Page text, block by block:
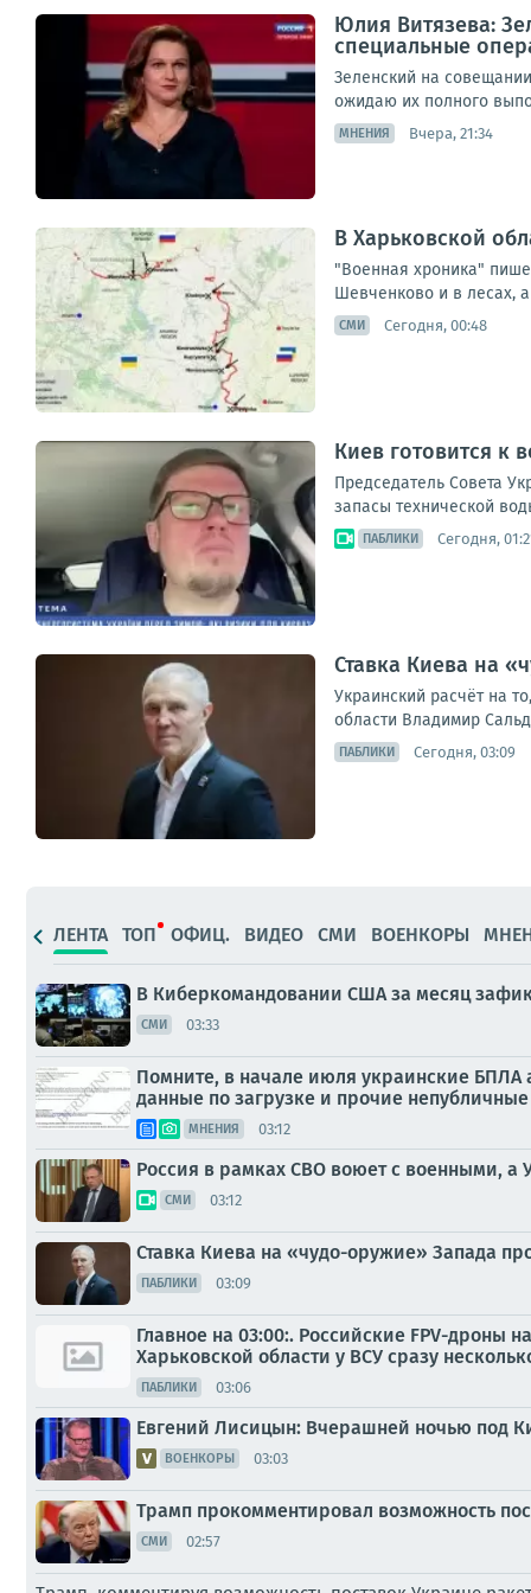
Юлия Витязева:
специальные
Зеленский на
ожидаю их полного
МНЕНИЯ Вчера, 21:34
В Харьковской
"Военная хроника"
Шевченково и в лесах,
СМИ Сегодня, 00:48
Киев готовится к
Председатель Совета
запасы технической
ПАБЛИКИ Сегодня,
Ставка Киева на
Украинский расчёт на
области Владимир
ПАБЛИКИ Сегодня, 03:09
ЛЕНТА ТОП ОФИЦ. ВИДЕО СМИ ВОЕНКОРЫ
В Киберкомандовании США за месяц
СМИ 03:33
Помните, в начале июля украинские БПЛА
данные по загрузке и прочие
МНЕНИЯ 03:12
Россия в рамках СВО воюет с военными, а
СМИ 03:12
Ставка Киева на «чудо-оружие» Запада
ПАБЛИКИ 03:09
Главное на 03:00:. Российские FPV-дроны
Харьковской области у ВСУ сразу
ПАБЛИКИ 03:06
Евгений Лисицын: Вчерашней ночью под
ВОЕНКОРЫ 03:03
Трамп прокомментировал возможность
СМИ 02:57